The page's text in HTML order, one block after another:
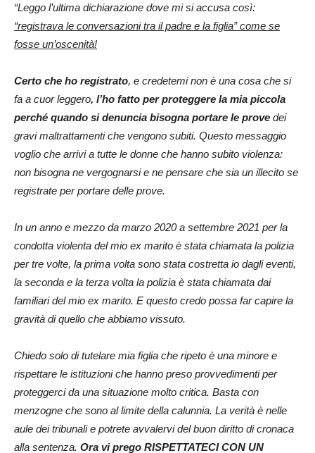
“Leggo l’ultima dichiarazione dove mi si accusa così:
“registrava le conversazioni tra il padre e la figlia” come se
fosse un’oscenità!
Certo che ho registrato, e credetemi non è una cosa che si
fa a cuor leggero, l’ho fatto per proteggere la mia piccola
perché quando si denuncia bisogna portare le prove dei
gravi maltrattamenti che vengono subiti. Questo messaggio
voglio che arrivi a tutte le donne che hanno subito violenza:
non bisogna ne vergognarsi e ne pensare che sia un illecito se
registrate per portare delle prove.
In un anno e mezzo da marzo 2020 a settembre 2021 per la
condotta violenta del mio ex marito è stata chiamata la polizia
per tre volte, la prima volta sono stata costretta io dagli eventi,
la seconda e la terza volta la polizia è stata chiamata dai
familiari del mio ex marito. E questo credo possa far capire la
gravità di quello che abbiamo vissuto.
Chiedo solo di tutelare mia figlia che ripeto è una minore e
rispettare le istituzioni che hanno preso provvedimenti per
proteggerci da una situazione molto critica. Basta con
menzogne che sono al limite della calunnia. La verità è nelle
aule dei tribunali e potrete avvalervi del buon diritto di cronaca
alla sentenza. Ora vi prego RISPETTATECI CON UN